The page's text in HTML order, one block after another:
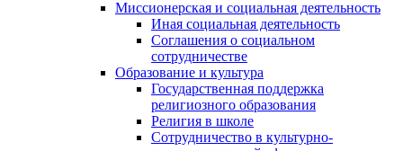
Миссионерская и социальная деятельность
Иная социальная деятельность
Соглашения о социальном
сотрудничестве
Образование и культура
Государственная поддержка
религиозного образования
Религия в школе
Сотрудничество в культурно-